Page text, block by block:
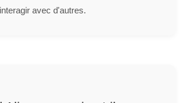
avec d'autres.